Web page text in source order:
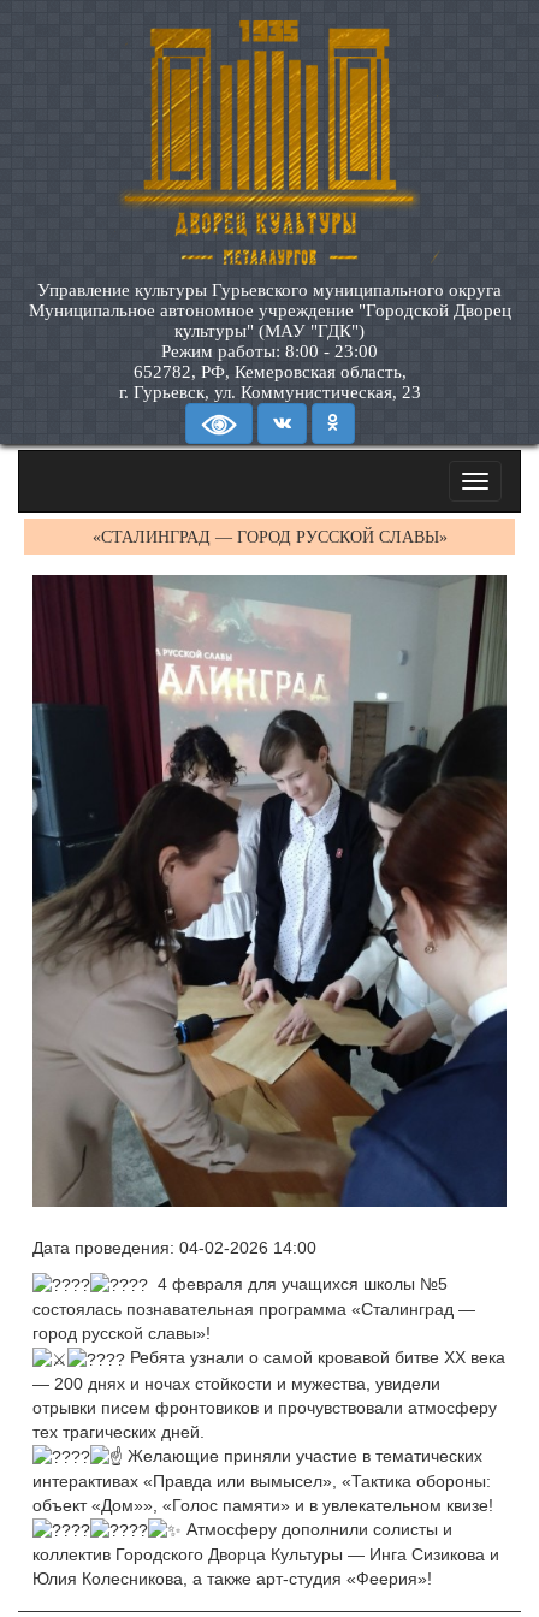
Управление культуры Гурьевского муниципального округа
Муниципальное автономное учреждение "Городской Дворец
культуры" (МАУ "ГДК")
Режим работы: 8:00 - 23:00
652782, РФ, Кемеровская область,
г. Гурьевск, ул. Коммунистическая, 23
Toggle
«СТАЛИНГРАД — ГОРОД РУССКОЙ СЛАВЫ»
Дата проведения: 04-02-2026 14:00
4 февраля для учащихся школы №5
состоялась познавательная программа «Сталинград —
город русской славы»!
Ребята узнали о самой кровавой битве XX века
— 200 днях и ночах стойкости и мужества, увидели
отрывки писем фронтовиков и прочувствовали атмосферу
тех трагических дней.
Желающие приняли участие в тематических
интерактивах «Правда или вымысел», «Тактика обороны:
объект «Дом»», «Голос памяти» и в увлекательном квизе!
Атмосферу дополнили солисты и
коллектив Городского Дворца Культуры — Инга Сизикова и
Юлия Колесникова, а также арт-студия «Феерия»!